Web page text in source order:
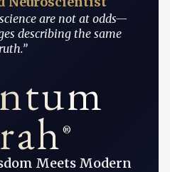
are not at odds—
describing the same
®
Meets Modern